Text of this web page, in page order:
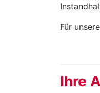
Für
Ihre